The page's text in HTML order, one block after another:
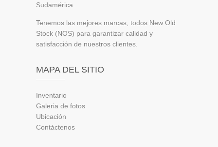
Sudamérica.
Tenemos las mejores marcas, todos New Old
Stock (NOS) para garantizar calidad y
satisfacción de nuestros clientes.
MAPA DEL SITIO
Inventario
Galeria de fotos
Ubicación
Contáctenos